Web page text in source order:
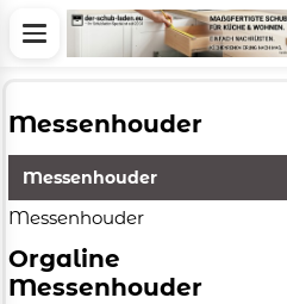
Messenhouder
Messenhouder
Messenhouder
Orgaline
Messenhouder